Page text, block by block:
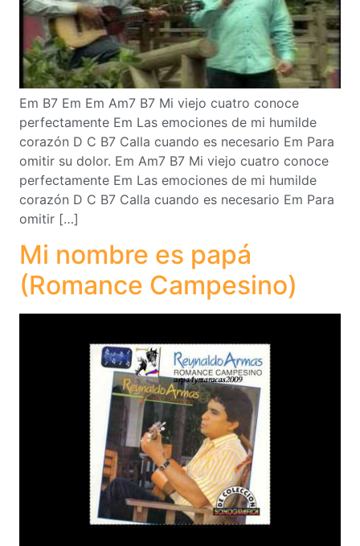
Em B7 Em Em Am7 B7 Mi viejo cuatro conoce
perfectamente Em Las emociones de mi humilde
corazón D C B7 Calla cuando es necesario Em Para
omitir su dolor. Em Am7 B7 Mi viejo cuatro conoce
perfectamente Em Las emociones de mi humilde
corazón D C B7 Calla cuando es necesario Em Para
omitir […]
Mi nombre es papá
(Romance Campesino)